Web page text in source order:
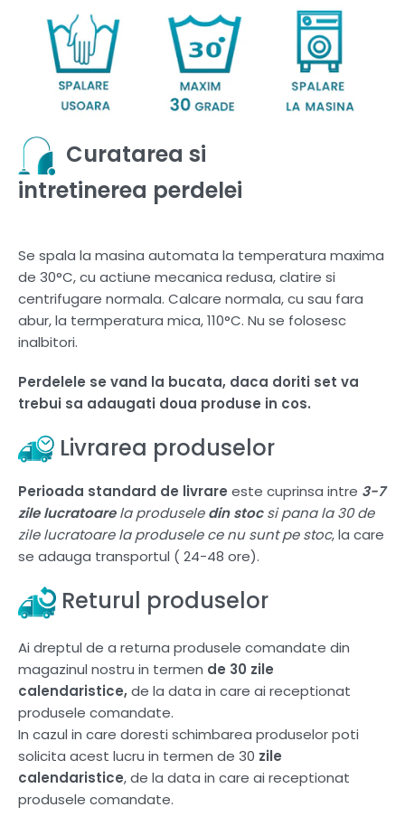
Curatarea si
intretinerea perdelei
Se spala la masina automata la temperatura maxima
de 30°C, cu actiune mecanica redusa, clatire si
centrifugare normala. Calcare normala, cu sau fara
abur, la termperatura mica, 110°C. Nu se folosesc
inalbitori.
Perdelele se vand la bucata, daca doriti set va
trebui sa adaugati doua produse in cos.
Livrarea produselor
Perioada standard de livrare este cuprinsa intre 3-7
zile lucratoarela produseledin stocsi pana la 30 de
zile lucratoare la produsele ce nu sunt pe stoc, la care
se adauga transportul ( 24-48 ore).
Returul produselor
Ai dreptul de a returna produsele comandate din
magazinul nostru in termen de 30 zile
calendaristice,de la data in care ai receptionat
produsele comandate.
In cazul in care doresti schimbarea produselor poti
solicita acest lucru in termen de 30 zile
calendaristice, de la data in care ai receptionat
produsele comandate.